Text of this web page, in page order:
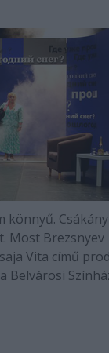
könnyű.
Most Brezsnyev
Vita című
Belvárosi